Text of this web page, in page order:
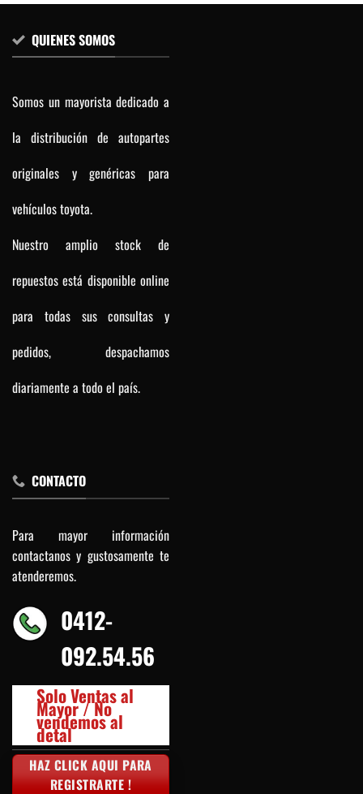
QUIENES SOMOS
Somos un mayorista dedicado a
la distribución de autopartes
originales y genéricas para
vehículos toyota.
Nuestro amplio stock de
repuestos está disponible online
para todas sus consultas y
pedidos, despachamos
diariamente a todo el país.
CONTACTO
Para mayor información
contactanos y gustosamente te
atenderemos.
0412-
092.54.56
Solo Ventas al
Mayor / No
vendemos al
detal
HAZ CLICK AQUI PARA
REGISTRARTE !